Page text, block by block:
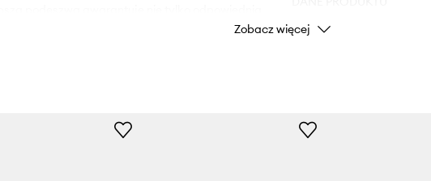
ze spodniami jeansowymi,
spokojnie można je ubierać na wędrówki po
aktywności, typu jazda na rowerze.
Kolor
Zobacz więcej